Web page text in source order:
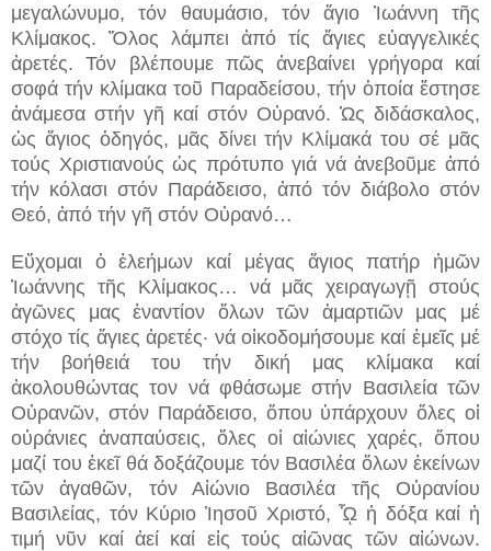
μεγαλώνυμο, τόν θαυμάσιο, τόν ἅγιο Ἰωάννη τῆς
Κλίμακος. Ὅλος λάμπει ἀπό τίς ἅγιες εὐαγγελικές
ἀρετές. Τόν βλέπουμε πῶς ἀνεβαίνει γρήγορα καί
σοφά τήν κλίμακα τοῦ Παραδείσου, τήν ὁποία ἔστησε
ἀνάμεσα στήν γῆ καί στόν Οὐρανό. Ὡς διδάσκαλος,
ὡς ἅγιος ὁδηγός, μᾶς δίνει τήν Κλίμακά του σέ μᾶς
τούς Χριστιανούς ὡς πρότυπο γιά νά ἀνεβοῦμε ἀπό
τήν κόλασι στόν Παράδεισο, ἀπό τόν διάβολο στόν
Θεό, ἀπό τήν γῆ στόν Οὐρανό…
Εὔχομαι ὁ ἐλεήμων καί μέγας ἅγιος πατήρ ἡμῶν
Ἰωάννης τῆς Κλίμακος… νά μᾶς χειραγωγῇ στούς
ἀγῶνες μας ἐναντίον ὅλων τῶν ἁμαρτιῶν μας μέ
στόχο τίς ἅγιες ἀρετές· νά οἰκοδομήσουμε καί ἐμεῖς μέ
τήν βοήθειά του τήν δική μας κλίμακα καί
ἀκολουθώντας τον νά φθάσωμε στήν Βασιλεία τῶν
Οὐρανῶν, στόν Παράδεισο, ὅπου ὑπάρχουν ὅλες οἱ
οὐράνιες ἀναπαύσεις, ὅλες οἱ αἰώνιες χαρές, ὅπου
μαζί του ἐκεῖ θά δοξάζουμε τόν Βασιλέα ὅλων ἐκείνων
τῶν ἀγαθῶν, τόν Αἰώνιο Βασιλέα τῆς Οὐρανίου
Βασιλείας, τόν Κύριο Ἰησοῦ Χριστό, ᾯ ἡ δόξα καί ἡ
τιμή νῦν καί ἀεί καί εἰς τούς αἰῶνας τῶν αἰώνων.